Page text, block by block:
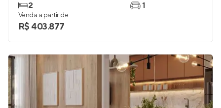
2
1
Venda a partir de
R$ 403.877